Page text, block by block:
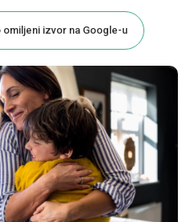
izvor na Google-u